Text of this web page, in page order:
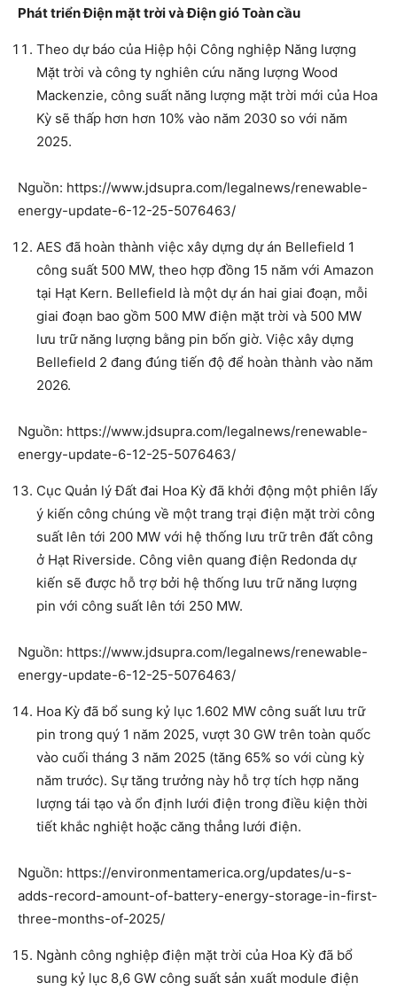
Phát triển Điện mặt trời và Điện gió Toàn cầu
Theo dự báo của Hiệp hội Công nghiệp Năng lượng
Mặt trời và công ty nghiên cứu năng lượng Wood
Mackenzie, công suất năng lượng mặt trời mới của Hoa
Kỳ sẽ thấp hơn hơn 10% vào năm 2030 so với năm
2025.
Nguồn: https://www.jdsupra.com/legalnews/renewable-
energy-update-6-12-25-5076463/
AES đã hoàn thành việc xây dựng dự án Bellefield 1
công suất 500 MW, theo hợp đồng 15 năm với Amazon
tại Hạt Kern. Bellefield là một dự án hai giai đoạn, mỗi
giai đoạn bao gồm 500 MW điện mặt trời và 500 MW
lưu trữ năng lượng bằng pin bốn giờ. Việc xây dựng
Bellefield 2 đang đúng tiến độ để hoàn thành vào năm
2026.
Nguồn: https://www.jdsupra.com/legalnews/renewable-
energy-update-6-12-25-5076463/
Cục Quản lý Đất đai Hoa Kỳ đã khởi động một phiên lấy
ý kiến công chúng về một trang trại điện mặt trời công
suất lên tới 200 MW với hệ thống lưu trữ trên đất công
ở Hạt Riverside. Công viên quang điện Redonda dự
kiến sẽ được hỗ trợ bởi hệ thống lưu trữ năng lượng
pin với công suất lên tới 250 MW.
Nguồn: https://www.jdsupra.com/legalnews/renewable-
energy-update-6-12-25-5076463/
Hoa Kỳ đã bổ sung kỷ lục 1.602 MW công suất lưu trữ
pin trong quý 1 năm 2025, vượt 30 GW trên toàn quốc
vào cuối tháng 3 năm 2025 (tăng 65% so với cùng kỳ
năm trước). Sự tăng trưởng này hỗ trợ tích hợp năng
lượng tái tạo và ổn định lưới điện trong điều kiện thời
tiết khắc nghiệt hoặc căng thẳng lưới điện.
Nguồn: https://environmentamerica.org/updates/u-s-
adds-record-amount-of-battery-energy-storage-in-first-
three-months-of-2025/
Ngành công nghiệp điện mặt trời của Hoa Kỳ đã bổ
sung kỷ lục 8,6 GW công suất sản xuất module điện